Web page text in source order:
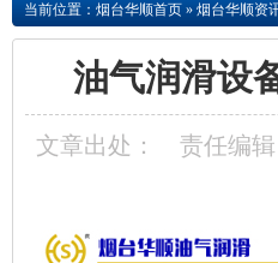
当前位置： 烟台华顺首页 » 烟台华顺资
油气润滑设
文章出处： 责任编辑